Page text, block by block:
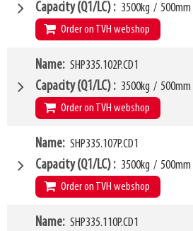
Capacity (Q1/LC) 3500kg / 500mm
Order on TVH webshop
W4 1000mm
W6 980mm
LL 68mm
HCG 29mm
VCG 281mm
Weight 67kg
SKU 42674060
Name SHP335.102P.CD1
Capacity (Q1/LC) 3500kg / 500mm
Order on TVH webshop
W4 1020mm
W6 980mm
LL 68mm
HCG 29mm
VCG 281mm
Name SHP335.107P.CD1
Capacity (Q1/LC) 3500kg / 500mm
Order on TVH webshop
W4 1070mm
Name SHP335.110P.CD1